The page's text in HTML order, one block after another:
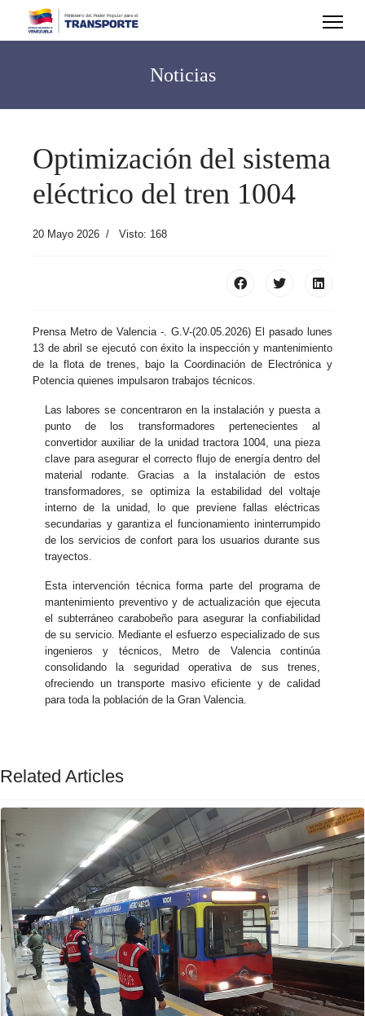
Noticias
Optimización del sistema
eléctrico del tren 1004
20 Mayo 2026 Visto: 168
Prensa Metro de Valencia -. G.V-(20.05.2026) El pasado lunes
13 de abril se ejecutó con éxito la inspección y mantenimiento
de la flota de trenes, bajo la Coordinación de Electrónica y
Potencia quienes impulsaron trabajos técnicos.
Las labores se concentraron en la instalación y puesta a
punto de los transformadores pertenecientes al
convertidor auxiliar de la unidad tractora 1004, una pieza
clave para asegurar el correcto flujo de energía dentro del
material rodante. Gracias a la instalación de estos
transformadores, se optimiza la estabilidad del voltaje
interno de la unidad, lo que previene fallas eléctricas
secundarias y garantiza el funcionamiento ininterrumpido
de los servicios de confort para los usuarios durante sus
trayectos.
Esta intervención técnica forma parte del programa de
mantenimiento preventivo y de actualización que ejecuta
el subterráneo carabobeño para asegurar la confiabilidad
de su servicio. Mediante el esfuerzo especializado de sus
ingenieros y técnicos, Metro de Valencia continúa
consolidando la seguridad operativa de sus trenes,
ofreciendo un transporte masivo eficiente y de calidad
para toda la población de la Gran Valencia.
Related Articles
Previous Next